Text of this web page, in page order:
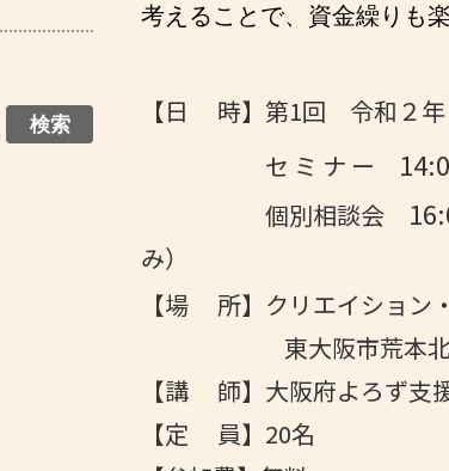
考えることで、資金繰りも
【日 時】第1回 令和２年
セ ミ ナ ー
個別相談会
【場 所】クリエイショ
東大阪市荒本北１
【講 師】大阪府よろず支
【定 員】20名